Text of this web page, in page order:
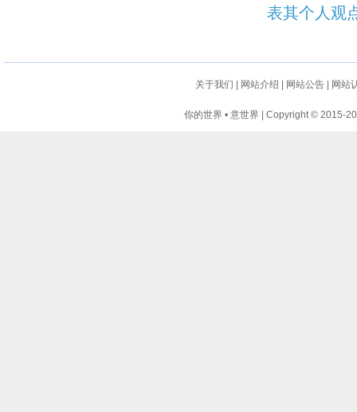
表其个人观
关于我们 网站介绍 网站公告 网站
你的世界 • 意世界 | Copyright © 2015-